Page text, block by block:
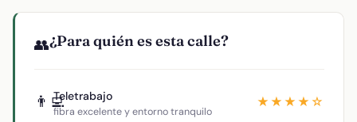
👥¿Para quién es esta calle?
👨‍💻Teletrabajo
fibra excelente y entorno tranquilo
★★★★☆